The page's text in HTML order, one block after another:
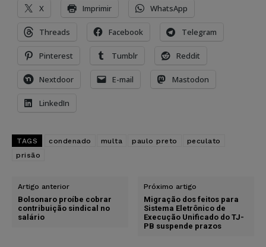
X Imprimir WhatsApp
Threads Facebook Telegram
Pinterest Tumblr Reddit
Nextdoor E-mail Mastodon
LinkedIn
TAGS condenado multa paulo preto
peculato
prisão
Artigo anterior
Bolsonaro proíbe cobrar
contribuição sindical no
salário
Próximo artigo
Migração dos feitos para
Sistema Eletrônico de
Execução Unificado do TJ-
PB suspende prazos